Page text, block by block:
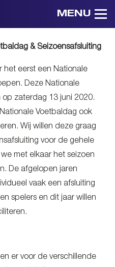
MENU
& Seizoensafsluiting
het eerst een Nationale
Deze Nationale
zaterdag 13 juni 2020.
Voetbaldag ook
Wij willen deze graag
voor de gehele
met elkaar het seizoen
De afgelopen jaren
vaak een afsluiting
spelers en dit jaar willen
er voor de verschillende